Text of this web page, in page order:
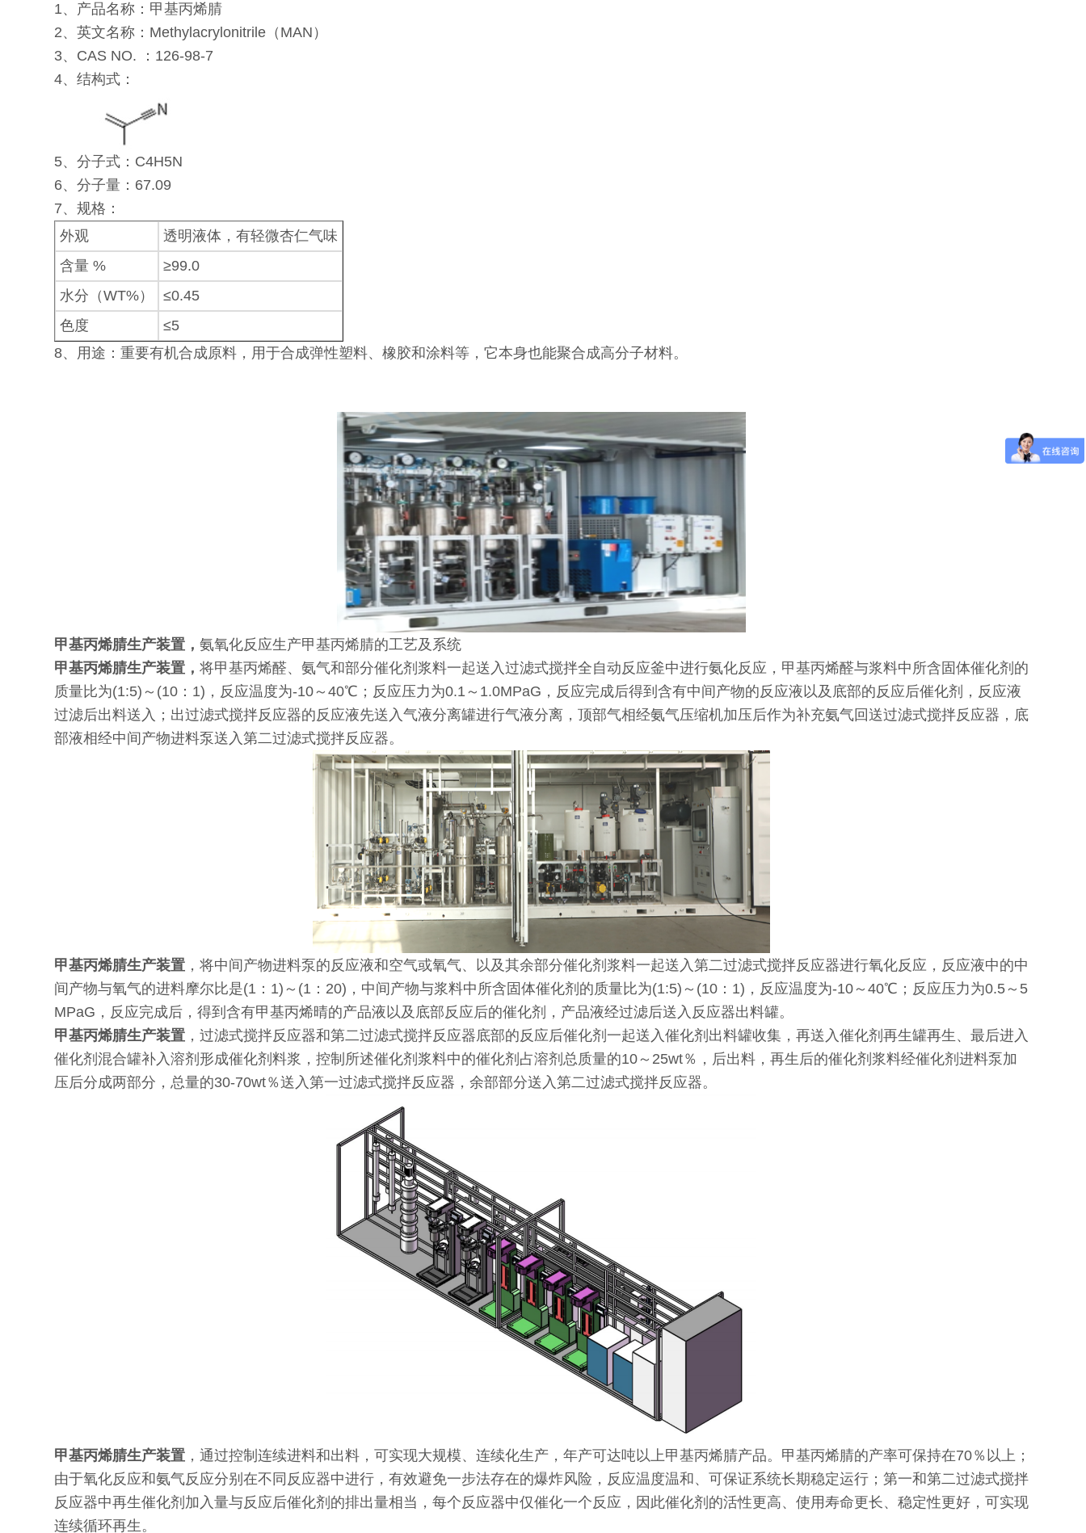
1、产品名称：甲基丙烯腈
2、英文名称：Methylacrylonitrile（MAN）
3、CAS NO. ：126-98-7
4、结构式：
5、分子式：C4H5N
6、分子量：67.09
7、规格：
外观
透明液体，有轻微杏仁气味
含量 %
≥99.0
水分（WT%）
≤0.45
色度
≤5
8、用途：重要有机合成原料，用于合成弹性塑料、橡胶和涂料等，它本身也能聚合成高分子材料。
甲基丙烯腈生产装置，氨氧化反应生产甲基丙烯腈的工艺及系统
甲基丙烯腈生产装置，将甲基丙烯醛、氨气和部分催化剂浆料一起送入过滤式搅拌全自动反应釜中进行氨化反应，甲基丙烯醛与浆料中所含固体催化剂的
质量比为(1:5)～(10：1)，反应温度为-10～40℃；反应压力为0.1～1.0MPaG，反应完成后得到含有中间产物的反应液以及底部的反应后催化剂，反应液
过滤后出料送入；出过滤式搅拌反应器的反应液先送入气液分离罐进行气液分离，顶部气相经氨气压缩机加压后作为补充氨气回送过滤式搅拌反应器，底
部液相经中间产物进料泵送入第二过滤式搅拌反应器。
甲基丙烯腈生产装置 ，将中间产物进料泵的反应液和空气或氧气、以及其余部分催化剂浆料一起送入第二过滤式搅拌反应器进行氧化反应，反应液中的中
间产物与氧气的进料摩尔比是(1：1)～(1：20)，中间产物与浆料中所含固体催化剂的质量比为(1:5)～(10：1)，反应温度为-10～40℃；反应压力为0.5～5
MPaG，反应完成后，得到含有甲基丙烯晴的产品液以及底部反应后的催化剂，产品液经过滤后送入反应器出料罐。
甲基丙烯腈生产装置 ，过滤式搅拌反应器和第二过滤式搅拌反应器底部的反应后催化剂一起送入催化剂出料罐收集，再送入催化剂再生罐再生、最后进入
催化剂混合罐补入溶剂形成催化剂料浆，控制所述催化剂浆料中的催化剂占溶剂总质量的10～25wt％，后出料，再生后的催化剂浆料经催化剂进料泵加
压后分成两部分，总量的30-70wt％送入第一过滤式搅拌反应器，余部部分送入第二过滤式搅拌反应器。
甲基丙烯腈生产装置 ，通过控制连续进料和出料，可实现大规模、连续化生产，年产可达吨以上甲基丙烯腈产品。甲基丙烯腈的产率可保持在70％以上；
由于氧化反应和氨气反应分别在不同反应器中进行，有效避免一步法存在的爆炸风险，反应温度温和、可保证系统长期稳定运行；第一和第二过滤式搅拌
反应器中再生催化剂加入量与反应后催化剂的排出量相当，每个反应器中仅催化一个反应，因此催化剂的活性更高、使用寿命更长、稳定性更好，可实现
连续循环再生。